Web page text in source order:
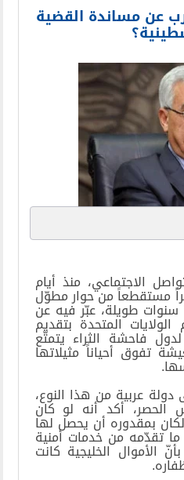
عن مساندة القضية
الاجتماعي، منذ أيام
مستقطعاً من حوار مطوّل
طويلة، عبّر فيه عن
المتحدة بتقديم
فاحشة الثراء يتمتّع
تفوق أحياناً مثيلاتها
.
عربية من هذا النوع،
الحصر، أكد أنه لو كان
لكان بمقدوره أن يحصل لها
تقدّمه من خدمات أمنية
الأموال الخليجية كانت
.